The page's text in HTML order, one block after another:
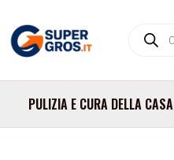
contenuto
search
PULIZIA E CURA DELLA CASA